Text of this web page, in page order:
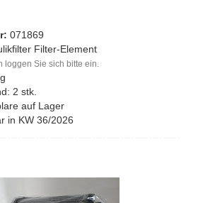
071869
Filter-Element
loggen Sie sich bitte ein.
2 stk.
auf Lager
in KW 36/2026